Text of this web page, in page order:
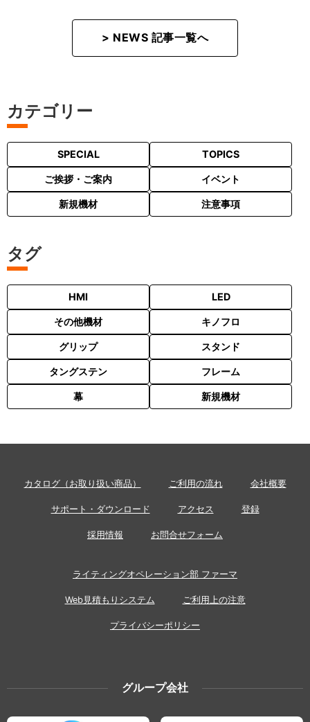
> NEWS 記事一覧へ
カテゴリー
SPECIAL TOPICS
ご挨拶・ご案内 イベント
新規機材 注意事項
タグ
HMI LED
その他機材 キノフロ
グリップ スタンド
タングステン フレーム
幕 新規機材
カタログ（お取り扱い商品） ご利用の流れ 会社概要
サポート・ダウンロード アクセス 登録
採用情報 お問合せフォーム
ライティングオペレーション部 ファーマ
Web見積もりシステム ご利用上の注意
プライバシーポリシー
グループ会社